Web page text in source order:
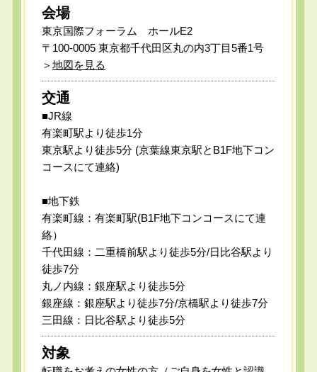
会場
東京国際フォーラム ホールE2
〒100-0005 東京都千代田区丸の内3丁目5番1号
＞地図を見る
交通
■JR線
有楽町駅より徒歩1分
東京駅より徒歩5分 (京葉線東京駅とB1F地下コン
コースにて連絡)
■地下鉄
有楽町線：有楽町駅(B1F地下コンコースにて連
絡）
千代田線：二重橋前駅より徒歩5分/日比谷駅より
徒歩7分
丸ノ内線：銀座駅より徒歩5分
銀座線：銀座駅より徒歩7分/京橋駅より徒歩7分
三田線：日比谷駅より徒歩5分
対象